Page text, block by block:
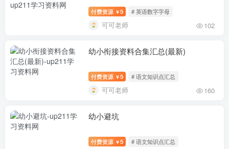
付费资源 ￥5 # 英语数字字母
可可老师 102
幼小衔接资料合集汇总(最新)
付费资源 ￥5 # 语文知识点汇总
可可老师 160
幼小避坑
付费资源 ￥5 # 语文知识点汇总